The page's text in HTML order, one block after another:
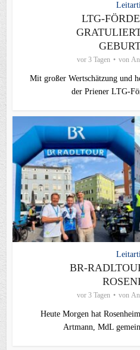
LTG-
vor 3 Tagen von
Mit großer Wertschätzung und
der Priener
BR-
vor 3 Tagen von
Heute Morgen hat
Artmann, MdL